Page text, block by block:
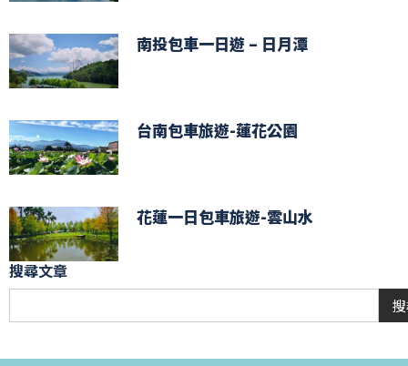
南投包車一日遊 – 日月潭
台南包車旅遊-蓮花公園
花蓮一日包車旅遊-雲山水
搜尋文章